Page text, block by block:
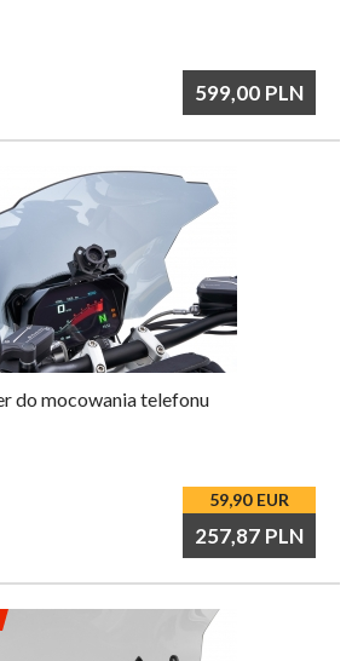
599,00 PLN
do mocowania telefonu
59,90 EUR
257,87 PLN